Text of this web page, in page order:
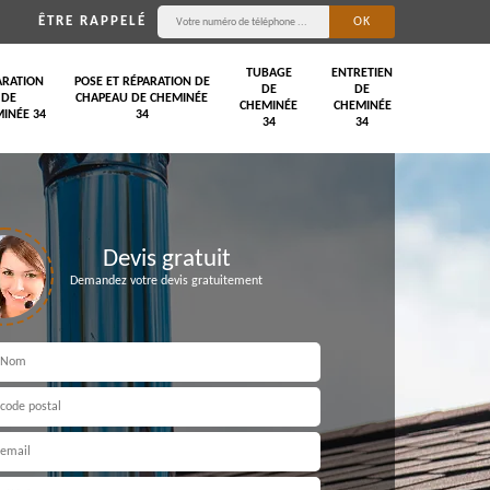
ÊTRE RAPPELÉ
DE
34
POSE ET RÉPARATION DE
CHAPEAU DE CHEMINÉE
34
TUBAGE
DE
CHEMINÉE
34
ENTRETIEN
DE
CHEMINÉE
34
Devis gratuit
Demandez votre devis gratuitement